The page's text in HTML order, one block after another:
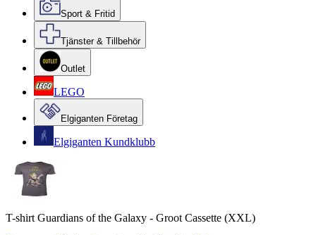
Sport & Fritid
Tjänster & Tillbehör
Outlet
LEGO
Elgiganten Företag
Elgiganten Kundklubb
T-shirt Guardians of the Galaxy - Groot Cassette (XXL)